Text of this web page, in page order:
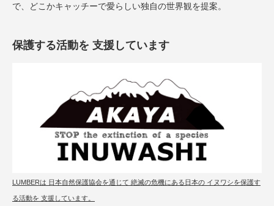
で、どこかキャッチーで愛らしい独自の世界観を提案。
保護する活動を 支援しています
LUMBERは 日本自然保護協会を通じて 絶滅の危機にある日本の イヌワシを保護す
る活動を 支援しています。